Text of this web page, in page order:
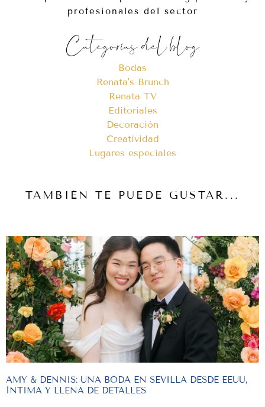
profesionales del sector
Categorías del blog
Bodas
Renata's Brunch
Renata TV
Editoriales
Decoración
Creatividad
Lugares especiales
TAMBIÉN TE PUEDE GUSTAR...
AMY & DENNIS: UNA BODA EN SEVILLA DESDE EEUU,
ÍNTIMA Y LLENA DE DETALLES